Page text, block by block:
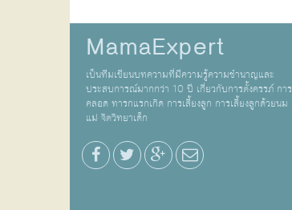
MamaExpert
เป็นทีมเขียนบทความที่มีความรู้ความชำนาญและ
ประสบการณ์มากกว่า 10 ปี เกี่ยวกับการตั้งครรภ์ การ
คลอด ทารกแรกเกิด การเลี้ยงลูก การเลี้ยงลูกด้วยนม
แม่ จิตวิทยาเด็ก